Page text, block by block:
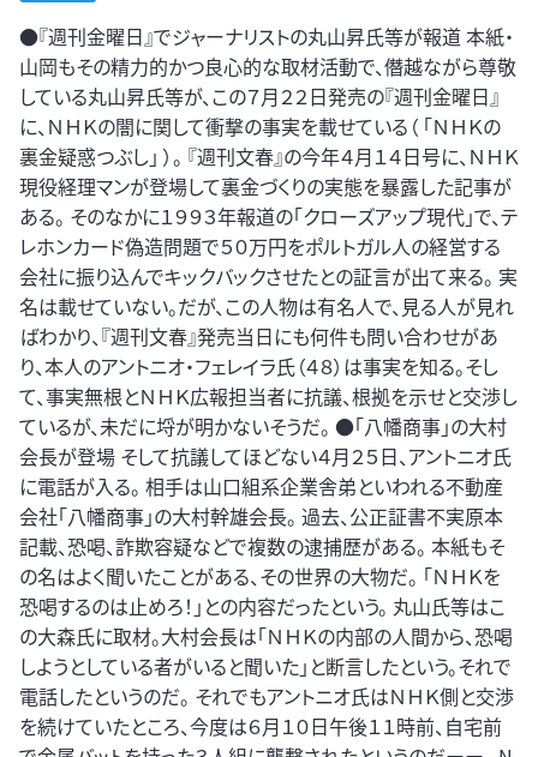
●『週刊金曜日』でジャーナリストの丸山昇氏等が報道 本紙・
山岡もその精力的かつ良心的な取材活動で、僭越ながら尊敬
している丸山昇氏等が、この７月２２日発売の『週刊金曜日』
に、ＮＨＫの闇に関して衝撃の事実を載せている（ 「ＮＨＫの
裏金疑惑つぶし」 ）。 『週刊文春』の今年４月１４日号に、ＮＨＫ
現役経理マンが登場して裏金づくりの実態を暴露した記事が
ある。 そのなかに１９９３年報道の「クローズアップ現代」で、テ
レホンカード偽造問題で５０万円をポルトガル人の経営する
会社に振り込んでキックバックさせたとの証言が出て来る。 実
名は載せていない。だが、この人物は有名人で、見る人が見れ
ばわかり、『週刊文春』発売当日にも何件も問い合わせがあ
り、本人のアントニオ・フェレイラ氏（４８）は事実を知る。そし
て、事実無根とＮＨＫ広報担当者に抗議、根拠を示せと交渉し
ているが、未だに埒が明かないそうだ。 ●「八幡商事」の大村
会長が登場 そして抗議してほどない４月２５日、アントニオ氏
に電話が入る。 相手は山口組系企業舎弟といわれる不動産
会社「八幡商事」の大村幹雄会長。 過去、公正証書不実原本
記載、恐喝、詐欺容疑などで複数の逮捕歴がある。 本紙もそ
の名はよく聞いたことがある、その世界の大物だ。 「ＮＨＫを
恐喝するのは止めろ！」との内容だったという。 丸山氏等はこ
の大森氏に取材。大村会長は「ＮＨＫの内部の人間から、恐喝
しようとしている者がいると聞いた」と断言したという。それで
電話したというのだ。 それでもアントニオ氏はＮＨＫ側と交渉
を続けていたところ、今度は６月１０日午後１１時前、自宅前